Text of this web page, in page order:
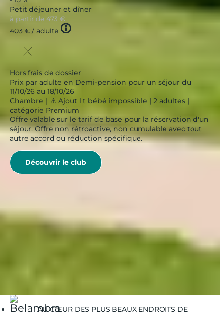
Petit déjeuner et dîner
à partir de 473 €
403 € / adulte Tooltip
icon
Hors frais de dossier
Prix par adulte en Demi-pension pour un séjour du
11/10/26 au 18/10/26
Chambre｜⚠️ Ajout lit bébé impossible | 2 adultes |
catégorie Premium
Offre valable sur le tarif de base pour la réservation d'un
séjour. Offre non rétroactive, non cumulable avec tout
autre accord ou réduction spécifique.
Découvrir le club
AU CŒUR DES PLUS BEAUX ENDROITS DE